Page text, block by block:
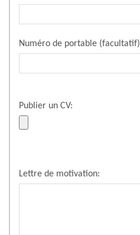
Numéro de portable (facultatif)
Publier un CV:
Lettre de motivation: